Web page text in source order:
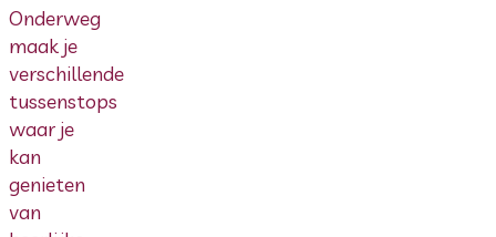
Onderweg
maak je
verschillende
tussenstops
waar je
kan
genieten
van